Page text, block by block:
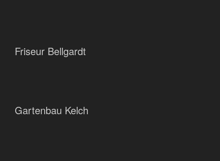
Friseur Bellgardt
Gartenbau Kelch